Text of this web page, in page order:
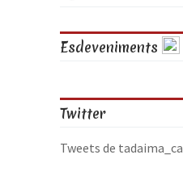
Esdeveniments
Twitter
Tweets de